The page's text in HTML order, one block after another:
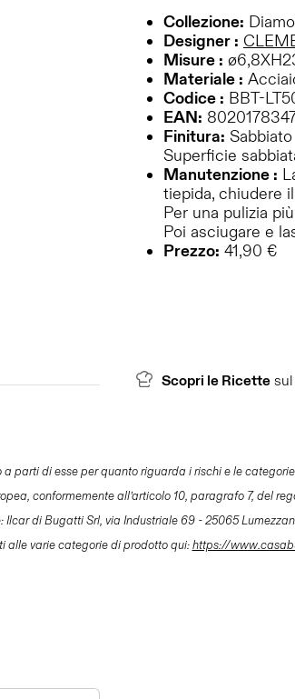
Collezione:
Designer :
Misure :
Materiale :
Codice : BBT-
EAN:
Finitura: Sabbiato
Superficie
Manutenzione :
tiepida, chiudere
Per una pulizia
Poi asciugare e
Prezzo: 41,90 €
Scopri le Ricette
parti di esse per quanto riguarda i rischi e le
conformemente all’articolo 10, paragrafo 7, del
Ilcar di Bugatti Srl, via Industriale 69 - 25065
alle varie categorie di prodotto qui:https://